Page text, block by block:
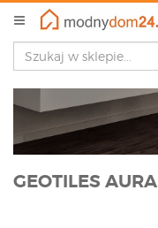
GEOTILES AURA